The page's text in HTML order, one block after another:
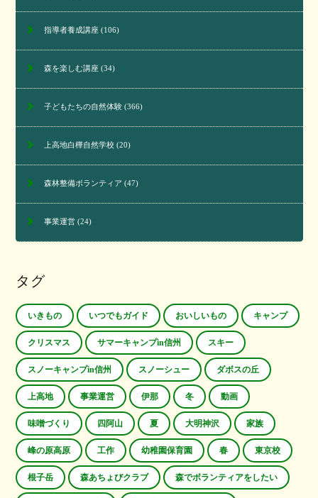
指導者養成講座(106)
森を楽しむ講座(34)
子どもたちの自然体験(366)
上高地白樺自然学校(20)
森林整備ボランティア (47)
事業運営(24)
タグ
いきもの いつでもガイド おいしいもの キャンプ
クリスマス サマーキャンプin信州 スキー
スノーキャンプin信州 スノーシュー ダボスの丘
上高地 事業運営 伊那 冬 動画
味噌づくり 四阿山 夏 大明神沢 家族
峰の原高原 工作 幼稚園保育園 春 東京校
根子岳 森あちょびクラブ 森でボランティアをしたい